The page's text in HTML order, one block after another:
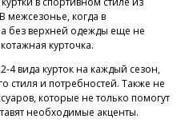
межсезонье, когда в
без верхней одежды еще не
курточка.
4 вида курток на каждый сезон,
стиля и потребностей. Также не
которые не только помогут
необходимые акценты.